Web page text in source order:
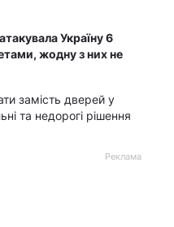
Україну 6
жодну з них не
замість дверей у
та недорогі рішення
Реклама